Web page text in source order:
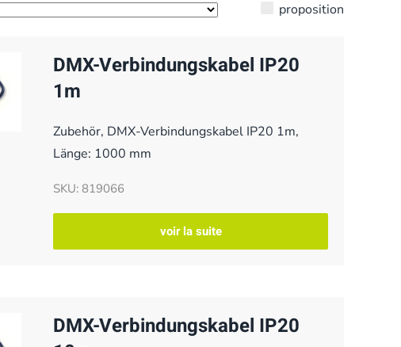
proposition
DMX-Verbindungskabel IP20
1m
Zubehör, DMX-Verbindungskabel IP20 1m,
Länge: 1000 mm
SKU: 819066
voir la suite
DMX-Verbindungskabel IP20